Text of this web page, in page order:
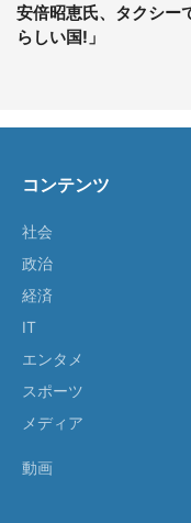
安倍昭恵氏、タクシー
らしい国!」
コンテンツ
社会
政治
経済
IT
エンタメ
スポーツ
メディア
動画